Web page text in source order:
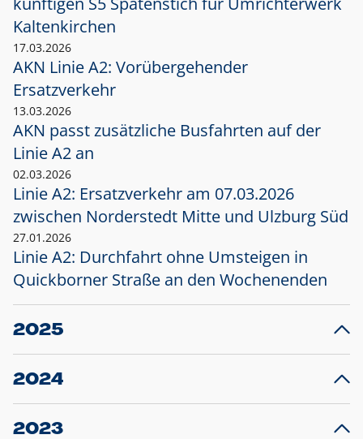
Kaltenkirchen
17.03.2026
AKN Linie A2: Vorübergehender
Ersatzverkehr
13.03.2026
AKN passt zusätzliche Busfahrten auf der
Linie A2 an
02.03.2026
Linie A2: Ersatzverkehr am 07.03.2026
zwischen Norderstedt Mitte und Ulzburg Süd
27.01.2026
Linie A2: Durchfahrt ohne Umsteigen in
Quickborner Straße an den Wochenenden
2025
23.12.2025
Projekt S5: Start der Bauarbeiten am
2024
10.12.2024
Großprojekt S5: Sperrung der Bahnstraße in
2023